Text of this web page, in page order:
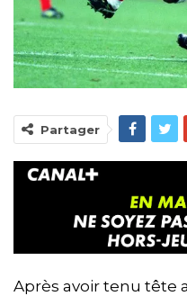
Partager
Après avoir tenu tête